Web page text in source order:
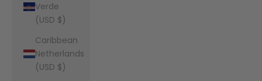
Verde
(USD $)
Caribbean
Netherlands
(USD $)